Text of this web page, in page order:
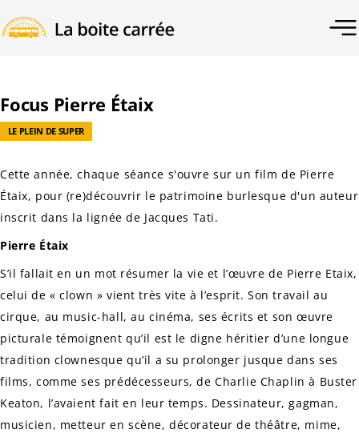
Focus Pierre Étaix
LE PLEIN DE SUPER
Cette année, chaque séance s'ouvre sur un film de Pierre
Étaix, pour (re)découvrir le patrimoine burlesque d'un auteur
inscrit dans la lignée de Jacques Tati.
Pierre Étaix
S’il fallait en un mot résumer la vie et l’œuvre de Pierre Etaix,
celui de « clown » vient très vite à l’esprit. Son travail au
cirque, au music-hall, au cinéma, ses écrits et son œuvre
picturale témoignent qu’il est le digne héritier d’une longue
tradition clownesque qu’il a su prolonger jusque dans ses
films, comme ses prédécesseurs, de Charlie Chaplin à Buster
Keaton, l’avaient fait en leur temps. Dessinateur, gagman,
musicien, metteur en scène, décorateur de théâtre, mime,